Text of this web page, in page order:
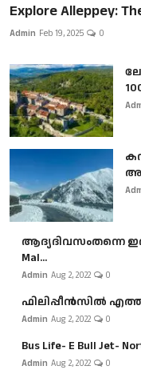
Explore Alleppey:
Admin Feb 19, 2025 0
ആദ്യദിവസംതന്നെ
Mal...
Admin Aug 2, 2022 0
ഫിലിപ്പീൻസിൽ
Admin Aug 2, 2022 0
Bus Life- E Bull Jet-
Admin Aug 2, 2022 0